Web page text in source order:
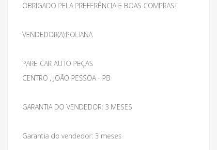
OBRIGADO PELA PREFERÊNCIA E BOAS COMPRAS!
VENDEDOR(A):POLIANA
PARE CAR AUTO PEÇAS
CENTRO , JOÃO PESSOA - PB
GARANTIA DO VENDEDOR: 3 MESES
Garantia do vendedor: 3 meses